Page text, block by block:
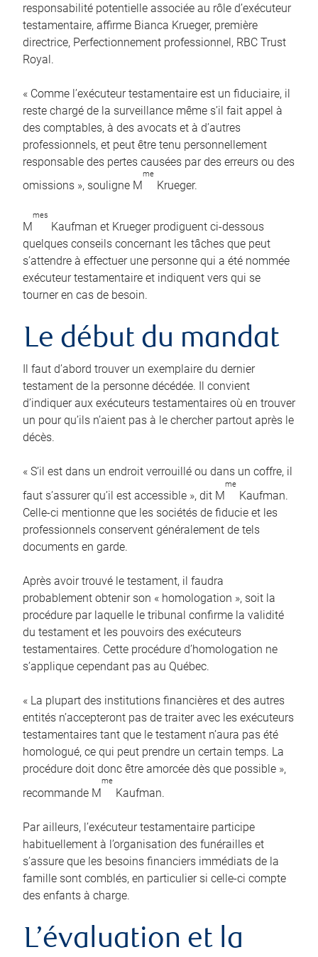
responsabilité potentielle associée au rôle d’exécuteur
testamentaire, affirme Bianca Krueger, première
directrice, Perfectionnement professionnel, RBC Trust
Royal.
« Comme l’exécuteur testamentaire est un fiduciaire, il
reste chargé de la surveillance même s’il fait appel à
des comptables, à des avocats et à d’autres
professionnels, et peut être tenu personnellement
responsable des pertes causées par des erreurs ou des
omissions », souligne M
me
Krueger.
M
mes
Kaufman et Krueger prodiguent ci-dessous
quelques conseils concernant les tâches que peut
s’attendre à effectuer une personne qui a été nommée
exécuteur testamentaire et indiquent vers qui se
tourner en cas de besoin.
Le début du mandat
Il faut d’abord trouver un exemplaire du dernier
testament de la personne décédée. Il convient
d’indiquer aux exécuteurs testamentaires où en trouver
un pour qu’ils n’aient pas à le chercher partout après le
décès.
« S’il est dans un endroit verrouillé ou dans un coffre, il
faut s’assurer qu’il est accessible », dit M
me
Kaufman.
Celle-ci mentionne que les sociétés de fiducie et les
professionnels conservent généralement de tels
documents en garde.
Après avoir trouvé le testament, il faudra
probablement obtenir son « homologation », soit la
procédure par laquelle le tribunal confirme la validité
du testament et les pouvoirs des exécuteurs
testamentaires. Cette procédure d’homologation ne
s’applique cependant pas au Québec.
« La plupart des institutions financières et des autres
entités n’accepteront pas de traiter avec les exécuteurs
testamentaires tant que le testament n’aura pas été
homologué, ce qui peut prendre un certain temps. La
procédure doit donc être amorcée dès que possible »,
recommande M
me
Kaufman.
Par ailleurs, l’exécuteur testamentaire participe
habituellement à l’organisation des funérailles et
s’assure que les besoins financiers immédiats de la
famille sont comblés, en particulier si celle-ci compte
des enfants à charge.
L’évaluation et la